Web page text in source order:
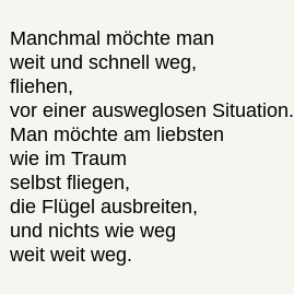
Manchmal möchte man
weit und schnell weg,
fliehen,
vor einer ausweglosen Situation.
Man möchte am liebsten
wie im Traum
selbst fliegen,
die Flügel ausbreiten,
und nichts wie weg
weit weit weg.